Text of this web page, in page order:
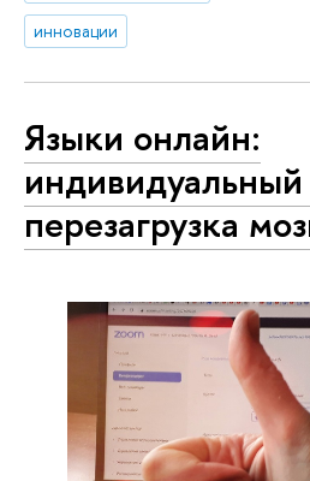
инновации
Языки онлайн:
перезагрузка